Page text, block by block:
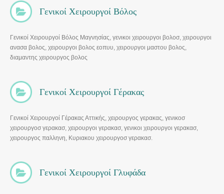
Γενικοί Χειρουργοί Βόλος
Γενικοί Χειρουργοί Βόλος Μαγνησίας, γενικοι χειρουργοι βολοσ, χειρουργοι
ανασα βολος, χειρουργοι βολος εοπυυ, χειρουργοι μαστου βολος,
διαμαντης χειρουργος βολος
Γενικοί Χειρουργοί Γέρακας
Γενικοί Χειρουργοί Γέρακας Αττικής, χειρουργος γερακας, γενικοσ
χειρουργοσ γερακασ, χειρουργοι γερακασ, γενικοι χειρουργοι γερακασ,
χειρουργος παλληνη, Κυριακου χειρουργοσ γερακασ.
Γενικοί Χειρουργοί Γλυφάδα